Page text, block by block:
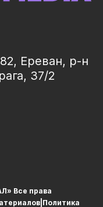
Ереван, р-н
37/2
Все права
Политика